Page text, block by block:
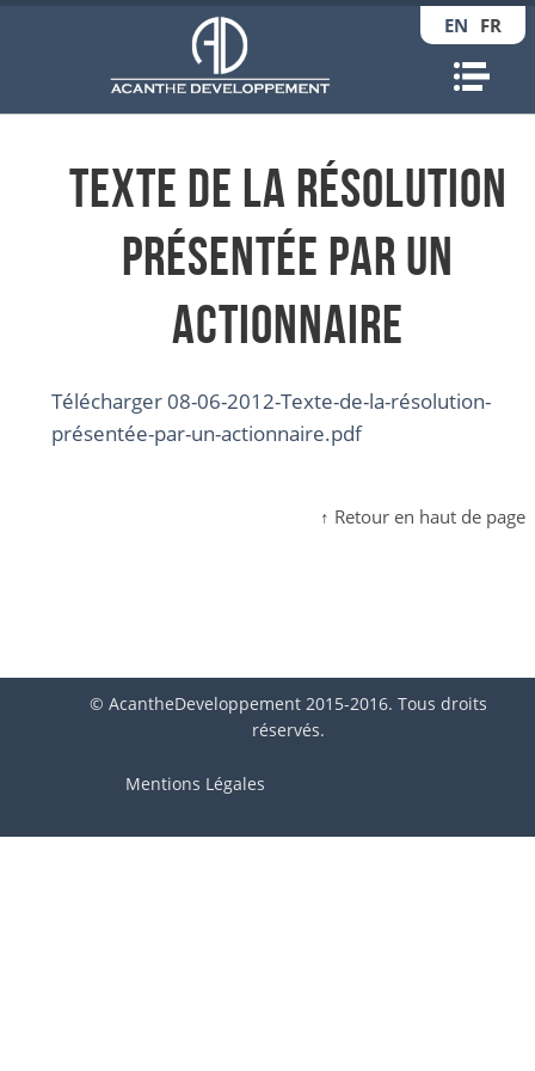
EN FR
Texte de la résolution
présentée par un
actionnaire
Télécharger 08-06-2012-Texte-de-la-résolution-
présentée-par-un-actionnaire.pdf
↑ Retour en haut de page
© AcantheDeveloppement 2015-2016. Tous droits
réservés.
Mentions Légales